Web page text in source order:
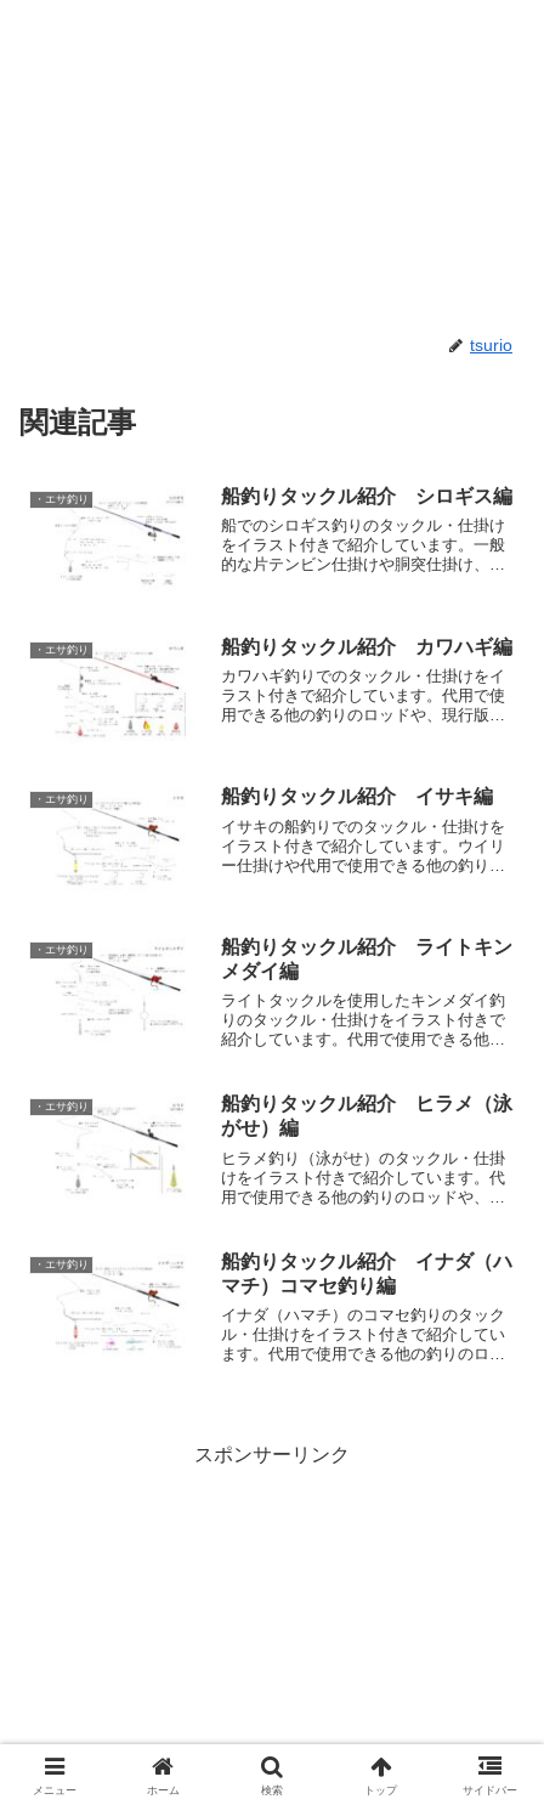
tsurio
関連記事
・エサ釣り 船釣りタックル紹介 シロギス編
船でのシロギス釣りのタックル・仕掛け
をイラスト付きで紹介しています。一般
的な片テンビン仕掛けや胴突仕掛け、代
もあります。
・エサ釣り 船釣りタックル紹介 カワハギ編
カワハギ釣りでのタックル・仕掛けをイ
ラスト付きで紹介しています。代用で使
用できる他の釣りのロッドや、現行版を
・エサ釣り 船釣りタックル紹介 イサキ編
イサキの船釣りでのタックル・仕掛けを
イラスト付きで紹介しています。ウイリ
ー仕掛けや代用で使用できる他の釣りの
・エサ釣り
船釣りタックル紹介 ライトキン
メダイ編
ライトタックルを使用したキンメダイ釣
りのタックル・仕掛けをイラスト付きで
紹介しています。代用で使用できる他の
やラインなどの情報もあります。
・エサ釣り
船釣りタックル紹介 ヒラメ（泳
がせ）編
ヒラメ釣り（泳がせ）のタックル・仕掛
けをイラスト付きで紹介しています。代
用で使用できる他の釣りのロッドや、現
もあります。
・エサ釣り
船釣りタックル紹介 イナダ（ハ
マチ）コマセ釣り編
イナダ（ハマチ）のコマセ釣りのタック
ル・仕掛けをイラスト付きで紹介してい
ます。代用で使用できる他の釣りのロッ
スポンサーリンク
メニュー ホーム 検索 トップ サイドバー